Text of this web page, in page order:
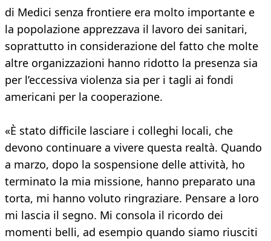
di Medici senza frontiere era molto importante e
la popolazione apprezzava il lavoro dei sanitari,
soprattutto in considerazione del fatto che molte
altre organizzazioni hanno ridotto la presenza sia
per l’eccessiva violenza sia per i tagli ai fondi
americani per la cooperazione.
«È stato difficile lasciare i colleghi locali, che
devono continuare a vivere questa realtà. Quando
a marzo, dopo la sospensione delle attività, ho
terminato la mia missione, hanno preparato una
torta, mi hanno voluto ringraziare. Pensare a loro
mi lascia il segno. Mi consola il ricordo dei
momenti belli, ad esempio quando siamo riusciti